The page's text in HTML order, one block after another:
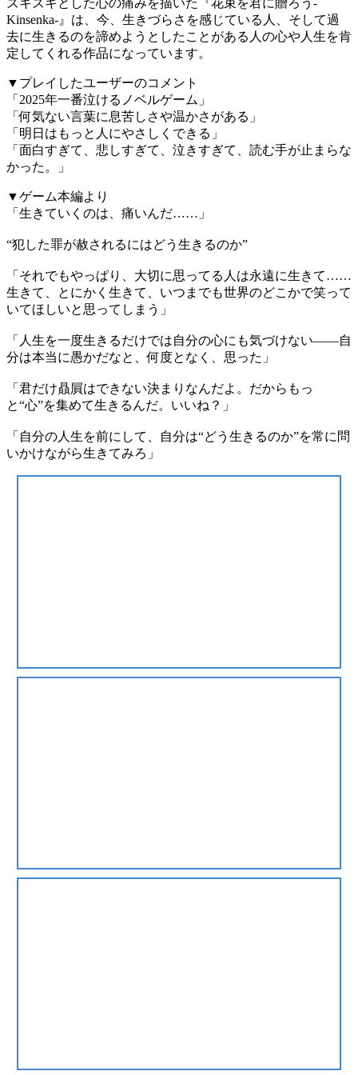
ズキズキとした心の痛みを描いた『花束を君に贈ろう-
Kinsenka-』は、今、生きづらさを感じている人、そして過
去に生きるのを諦めようとしたことがある人の心や人生を肯
定してくれる作品になっています。
▼プレイしたユーザーのコメント
「2025年一番泣けるノベルゲーム」
「何気ない言葉に息苦しさや温かさがある」
「明日はもっと人にやさしくできる」
「面白すぎて、悲しすぎて、泣きすぎて、読む手が止まらな
かった。」
▼ゲーム本編より
「生きていくのは、痛いんだ……」
“犯した罪が赦されるにはどう生きるのか”
「それでもやっぱり、大切に思ってる人は永遠に生きて……
生きて、とにかく生きて、いつまでも世界のどこかで笑って
いてほしいと思ってしまう」
「人生を一度生きるだけでは自分の心にも気づけない――自
分は本当に愚かだなと、何度となく、思った」
「君だけ贔屓はできない決まりなんだよ。だからもっ
と“心”を集めて生きるんだ。いいね？」
「自分の人生を前にして、自分は“どう生きるのか”を常に問
いかけながら生きてみろ」